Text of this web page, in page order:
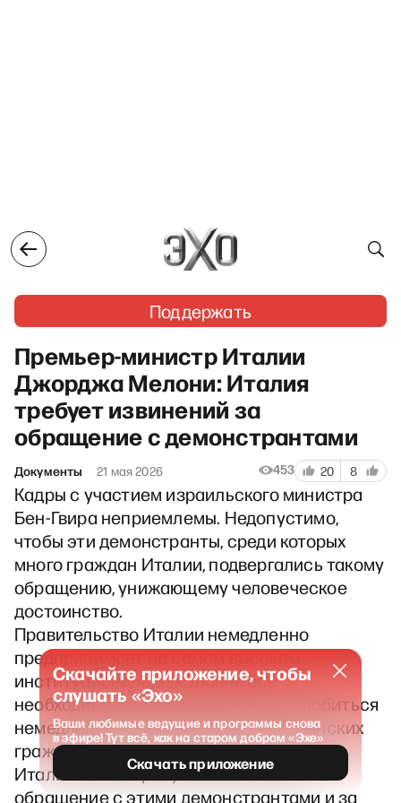
Поддержать
Премьер-министр Италии
Джорджа Мелони: Италия
требует извинений за
обращение с демонстрантами
Документы 21 мая 2026 453 20 8
Кадры с участием израильского министра
Бен-Гвира неприемлемы. Недопустимо,
чтобы эти демонстранты, среди которых
много граждан Италии, подвергались такому
обращению, унижающему человеческое
достоинство.
Правительство Италии немедленно
предпринимает на самом высоком
институциональном уровне все
необходимые шаги для того, чтобы добиться
немедленного освобождения итальянских
граждан, вовлеченных в этот инцидент.
Италия также требует извинений за
обращение с этими демонстрантами и за
Скачайте приложение, чтобы
слушать «Эхо»
Ваши любимые ведущие и программы снова
в эфире! Тут всё, как на старом добром «Эхе»
Скачать приложение